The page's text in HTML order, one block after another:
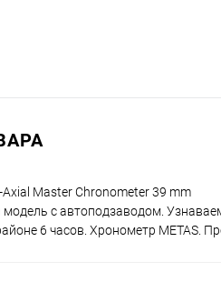
Master Chronometer 39 mm
с автоподзаводом.
6 часов. Хронометр METAS.